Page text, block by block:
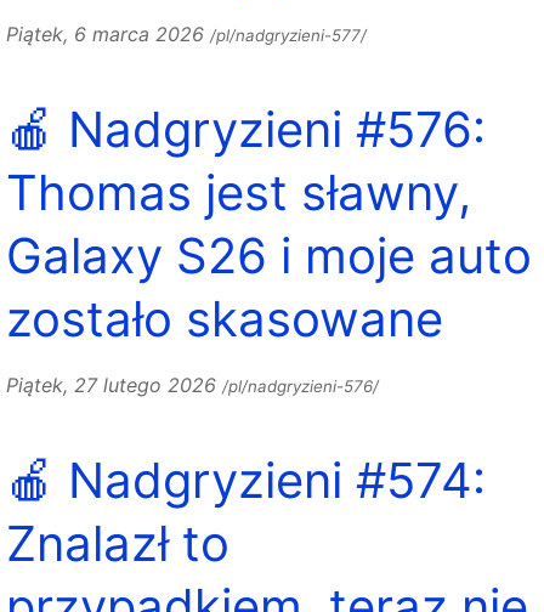
Piątek, 6 marca 2026 /pl/nadgryzieni-577/
🍎 Nadgryzieni #576:
Thomas jest sławny,
Galaxy S26 i moje auto
zostało skasowane
Piątek, 27 lutego 2026 /pl/nadgryzieni-576/
🍎 Nadgryzieni #574:
Znalazł to